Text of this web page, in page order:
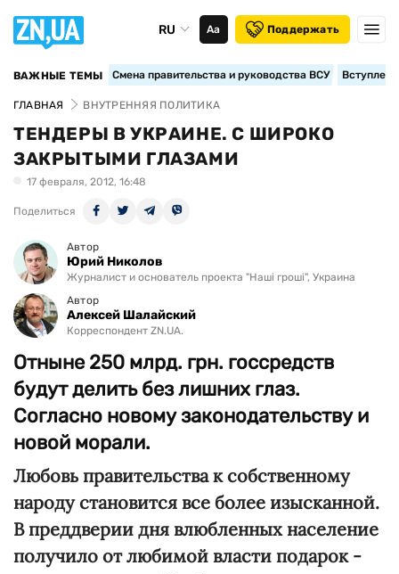
RU Аа Поддержать
ВАЖНЫЕ ТЕМЫ Смена правительства и руководства ВСУ
ГЛАВНАЯ ВНУТРЕННЯЯ ПОЛИТИКА
ТЕНДЕРЫ В УКРАИНЕ. С ШИРОКО
ЗАКРЫТЫМИ ГЛАЗАМИ
17 февраля, 2012, 16:48
Поделиться
Автор
Юрий Николов
Журналист и основатель проекта "Наші гроші", Украина
Автор
Алексей Шалайский
Корреспондент ZN.UA.
Отныне 250 млрд. грн. госсредств
будут делить без лишних глаз.
Согласно новому законодательству и
новой морали.
Любовь правительства к собственному
народу становится все более изысканной.
В преддверии дня влюбленных население
получило от любимой власти подарок -